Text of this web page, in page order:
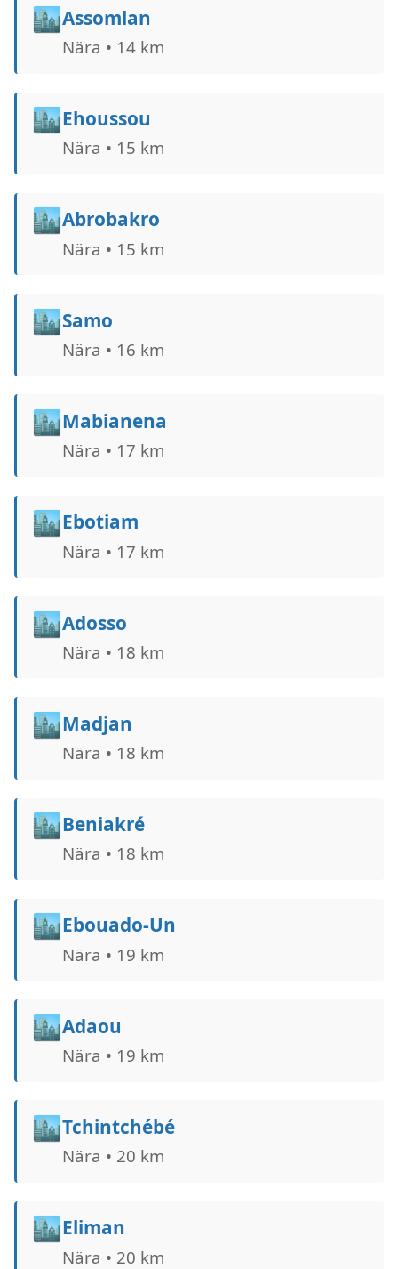
🏙️Assomlan
Nära • 14 km
🏙️Ehoussou
Nära • 15 km
🏙️Abrobakro
Nära • 15 km
🏙️Samo
Nära • 16 km
🏙️Mabianena
Nära • 17 km
🏙️Ebotiam
Nära • 17 km
🏙️Adosso
Nära • 18 km
🏙️Madjan
Nära • 18 km
🏙️Beniakré
Nära • 18 km
🏙️Ebouado-Un
Nära • 19 km
🏙️Adaou
Nära • 19 km
🏙️Tchintchébé
Nära • 20 km
🏙️Eliman
Nära • 20 km